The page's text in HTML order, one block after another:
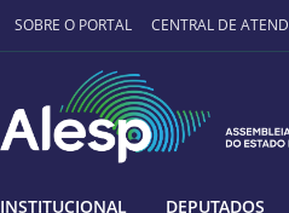
Ir para o conteúdo principal
SOBRE O PORTAL CENTRAL DE
INSTITUCIONAL DEPUTADOS